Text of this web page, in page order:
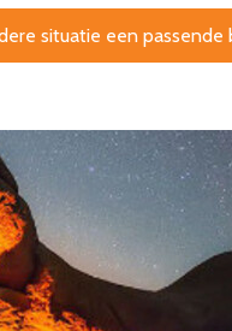
situatie een passende